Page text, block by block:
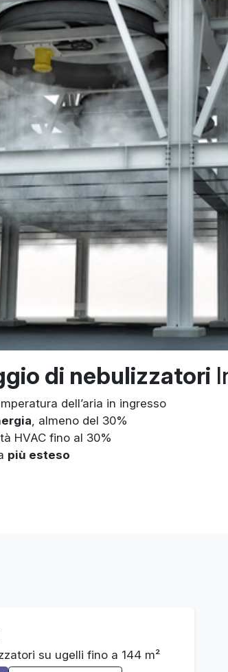
di nebulizzatori
dell’aria in ingresso
, almeno del 30%
HVAC fino al 30%
più esteso
su ugelli fino a 144 m²